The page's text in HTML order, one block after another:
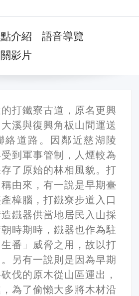
介紹
語音導覽
影片
打鐵寮古道，原名更興
溪與復興角板山間運送
絡道路。因鄰近慈湖陵
到軍事管制，人煙較為
了原始的林相風貌。打
由來，有一說是早期臺
樟腦，打鐵寮步道入口
鐵器供當地居民入山採
時期時，鐵器也作為駐
番」威脅之用，故以打
另有一說則是因為早期
伐的原木從山區運出，
為了偷懶大多將木材沿